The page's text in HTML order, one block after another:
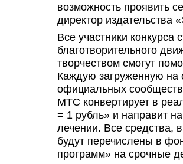
возможность проявить
директор издательства
Все участники конкурса
благотворительного
творчеством смогут
Каждую загруженную на
официальных
МТС конвертирует в
= 1 рубль» и направит
лечении. Все средства,
будут перечислены в
программ» на срочные